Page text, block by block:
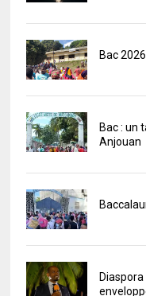
Bac
Bac : un
Anjouan